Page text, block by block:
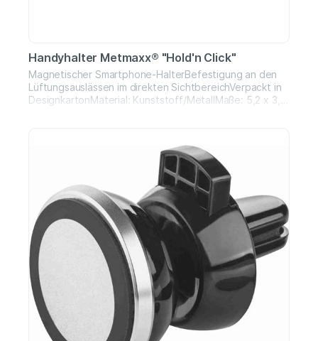
Handyhalter Metmaxx® "Hold'n Click"
Magnetischer Smartphone-HalterBefestigung an den
Lüftungsauslässen im direkten SichtbereichVerpackt in
DesignkartonMaterial: Kunststoff/MetallMaße: 5,2 x 3,7